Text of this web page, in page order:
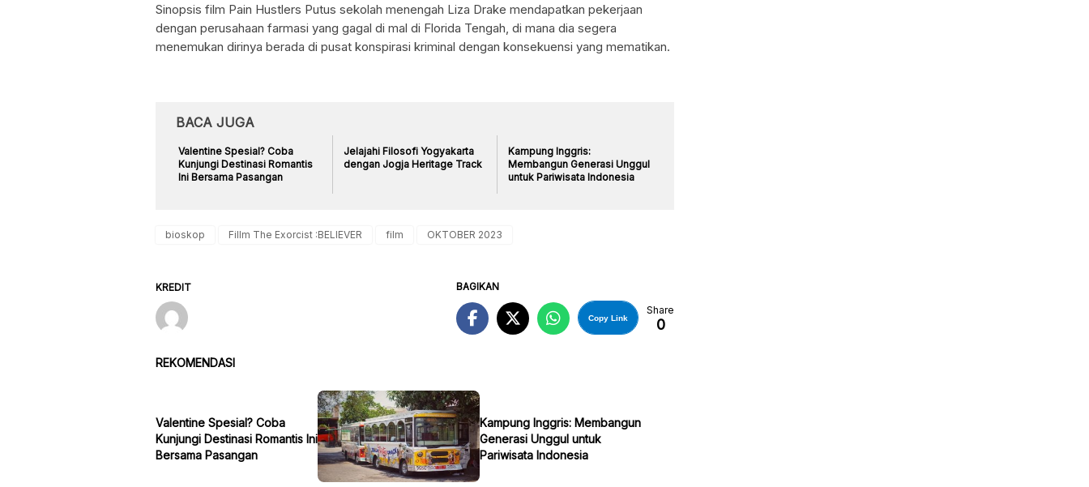
Sinopsis film Pain Hustlers Putus sekolah menengah Liza Drake mendapatkan pekerjaan
dengan perusahaan farmasi yang gagal di mal di Florida Tengah, di mana dia segera
menemukan dirinya berada di pusat konspirasi kriminal dengan konsekuensi yang mematikan.
BACA JUGA
Valentine Spesial? Coba
Kunjungi Destinasi Romantis
Ini Bersama Pasangan
Jelajahi Filosofi Yogyakarta
dengan Jogja Heritage Track
Kampung Inggris:
Membangun Generasi Unggul
untuk Pariwisata Indonesia
bioskop Fillm The Exorcist :BELIEVER film OKTOBER 2023
KREDIT BAGIKAN
Copy Link
Share
0
REKOMENDASI
Valentine Spesial? Coba
Kunjungi Destinasi Romantis Ini
Bersama Pasangan
Kampung Inggris: Membangun
Generasi Unggul untuk
Pariwisata Indonesia